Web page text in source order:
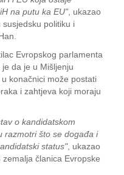
na putu ka EU", ukazao
politiku i
Evropskog parlamenta
da je u Mišljenju
konačnici može postati
i zahtjeva koji moraju
o kandidatskom
razmotri što se događa i
status", ukazao
članica Evropske